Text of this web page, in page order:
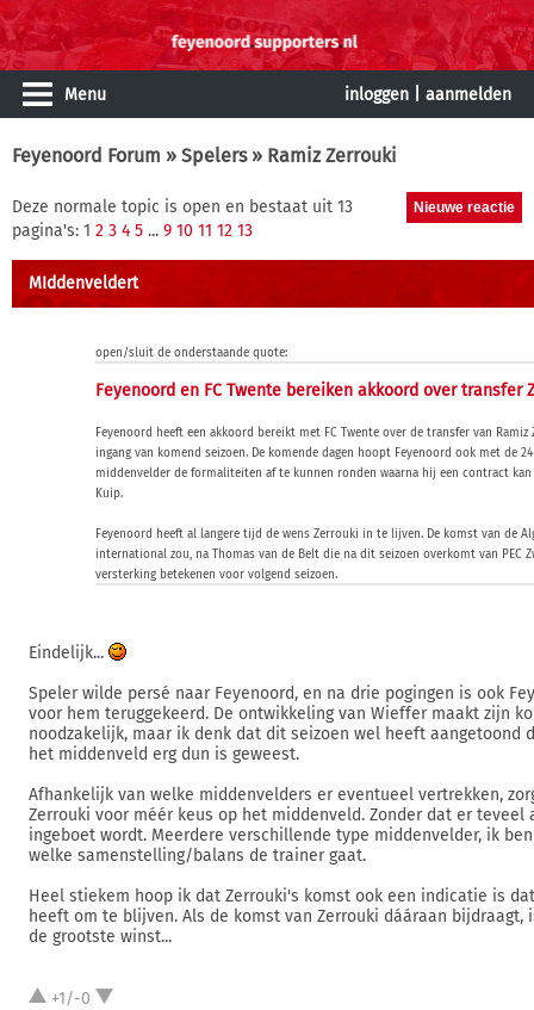
Menu inloggen aanmelden
Feyenoord Forum » Spelers» Ramiz Zerrouki
Deze normale topic is open en bestaat uit 13
pagina's: 1 2 3 4 5 ... 9 10 11 12 13
MIddenveldert
open/sluit de onderstaande quote:
Feyenoord en FC Twente bereiken akkoord over transfer
Feyenoord heeft een akkoord bereikt met FC Twente over de transfer van
ingang van komend seizoen. De komende dagen hoopt Feyenoord ook met de
middenvelder de formaliteiten af te kunnen ronden waarna hij een contract kan
Kuip.
Feyenoord heeft al langere tijd de wens Zerrouki in te lijven. De komst van de
international zou, na Thomas van de Belt die na dit seizoen overkomt van PEC
versterking betekenen voor volgend seizoen.
Eindelijk...
Speler wilde persé naar Feyenoord, en na drie pogingen is ook
voor hem teruggekeerd. De ontwikkeling van Wieffer maakt zijn
noodzakelijk, maar ik denk dat dit seizoen wel heeft aangetoond
het middenveld erg dun is geweest.
Afhankelijk van welke middenvelders er eventueel vertrekken,
Zerrouki voor méér keus op het middenveld. Zonder dat er teveel
ingeboet wordt. Meerdere verschillende type middenvelder, ik
welke samenstelling/balans de trainer gaat.
Heel stiekem hoop ik dat Zerrouki's komst ook een indicatie is
heeft om te blijven. Als de komst van Zerrouki dááraan bijdraagt,
de grootste winst...
+1/-0